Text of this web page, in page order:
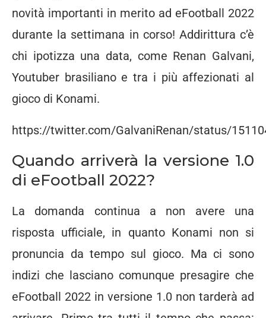
novità importanti in merito ad eFootball 2022
durante la settimana in corso! Addirittura c’è
chi ipotizza una data, come Renan Galvani,
Youtuber brasiliano e tra i più affezionati al
gioco di Konami.
https://twitter.com/GalvaniRenan/status/
Quando arriverà la versione 1.0
di eFootball 2022?
La domanda continua a non avere una
risposta ufficiale, in quanto Konami non si
pronuncia da tempo sul gioco. Ma ci sono
indizi che lasciano comunque presagire che
eFootball 2022 in versione 1.0 non tarderà ad